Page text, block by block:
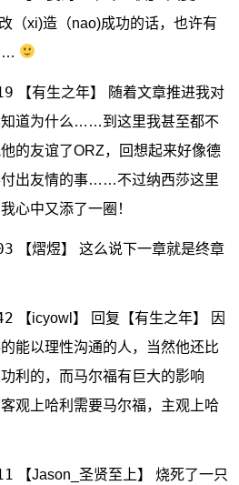
（xi)造（nao)成功的话，也许有
【有生之年】 随着文章推进我对
知道为什么……到这里我甚至都不
的友谊了ORZ，回想起来好像德
出友情的事……不过纳西莎这里
心中又添了一圈！
【熠煜】 这么说下一章就是终章
【icyowl】 回复【有生之年】 因
能以理性沟通的人，当然他还比
利的，而马尔福有巨大的影响
观上哈利需要马尔福，主观上哈
【Jason_圣贤至上】 烧死了一只